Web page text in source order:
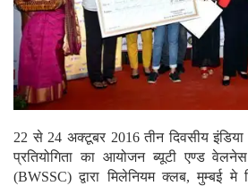
22 से 24 अक्टूबर 2016 तीन दिवसीय
प्रतियोगिता का आयोजन ब्यूटी एण्ड
(BWSSC) द्वारा मिलेनियम क्लब, मुम्बई